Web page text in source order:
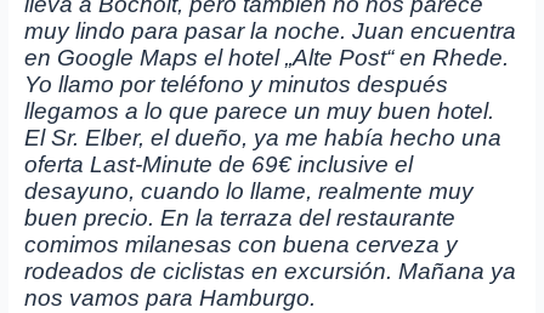
muy lindo para pasar la noche. Juan encuentra
en Google Maps el hotel „Alte Post“ en Rhede.
Yo llamo por teléfono y minutos después
llegamos a lo que parece un muy buen hotel.
El Sr. Elber, el dueño, ya me había hecho una
oferta Last-Minute de 69€ inclusive el
desayuno, cuando lo llame, realmente muy
buen precio. En la terraza del restaurante
comimos milanesas con buena cerveza y
rodeados de ciclistas en excursión. Mañana ya
nos vamos para Hamburgo.